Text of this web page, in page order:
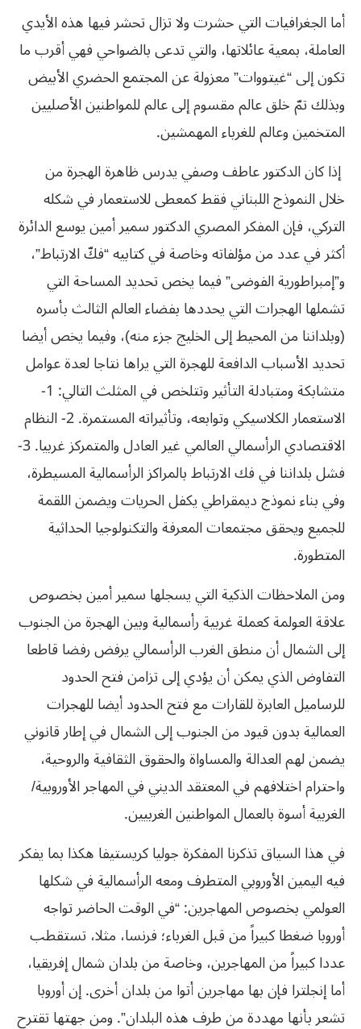
أما الجغرافيات التي حشرت ولا تزال تحشر فيها هذه الأيدي
العاملة، بمعية عائلاتها، والتي تدعى بالضواحي فهي أقرب ما
تكون إلى “غيتووات” معزولة عن المجتمع الحضري الأبيض
وبذلك تمّ خلق عالم مقسوم إلى عالم للمواطنين الأصليين
المتخمين وعالم للغرباء المهمشين.
إذا كان الدكتور عاطف وصفي يدرس ظاهرة الهجرة من
خلال النموذج اللبناني فقط كمعطى للاستعمار في شكله
التركي، فإن المفكر المصري الدكتور سمير أمين يوسع الدائرة
أكثر في عدد من مؤلفاته وخاصة في كتابيه “فكّ الارتباط”،
و”إمبراطورية الفوضى”فيما يخص تحديد المساحة التي
تشملها الهجرات التي يحددها بفضاء العالم الثالث بأسره
(وبلداننا من المحيط إلى الخليج جزء منه)، وفيما يخص أيضا
تحديد الأسباب الدافعة للهجرة التي يراها نتاجا لعدة عوامل
متشابكة ومتبادلة التأثير وتتلخص في المثلث التالي: 1-
الاستعمار الكلاسيكي وتوابعه، وتأثيراته المستمرة. 2- النظام
الاقتصادي الرأسمالي العالمي غير العادل والمتمركز غربيا. 3-
فشل بلداننا في فك الارتباط بالمراكز الرأسمالية المسيطرة،
وفي بناء نموذج ديمقراطي يكفل الحريات ويضمن اللقمة
للجميع ويحقق مجتمعات المعرفة والتكنولوجيا الحداثية
المتطورة.
ومن الملاحظات الذكية التي يسجلها سمير أمين بخصوص
علاقة العولمة كعملة غربية رأسمالية وبين الهجرة من الجنوب
إلى الشمال أن منطق الغرب الرأسمالي يرفض رفضا قاطعا
التفاوض الذي يمكن أن يؤدي إلى تزامن فتح الحدود
للرساميل العابرة للقارات مع فتح الحدود أيضا للهجرات
العمالية بدون قيود من الجنوب إلى الشمال في إطار قانوني
يضمن لهم العدالة والمساواة والحقوق الثقافية والروحية،
واحترام اختلافهم في المعتقد الديني في المهاجر الأوروبية/
الغربية أسوة بالعمال المواطنين الغربيين.
في هذا السياق تذكرنا المفكرة جوليا كريستيفا هكذا بما يفكر
فيه اليمين الأوروبي المتطرف ومعه الرأسمالية في شكلها
العولمي بخصوص المهاجرين: “في الوقت الحاضر تواجه
أوروبا ضغطا كبيراً من قبل الغرباء؛ فرنسا، مثلا، تستقطب
عددا كبيراً من المهاجرين، وخاصة من بلدان شمال إفريقيا،
أما إنجلترا فإن بها مهاجرين أتوا من بلدان أخرى. إن أوروبا
تشعر بأنها مهددة من طرف هذه البلدان”. ومن جهتها تقترح